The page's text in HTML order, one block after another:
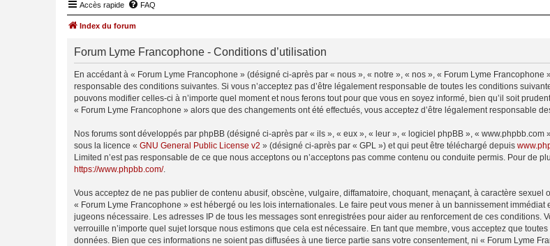
Accès rapide FAQ
Index du forum
Forum Lyme Francophone - Conditions d’utilisation
En accédant à « Forum Lyme Francophone » (désigné ci-après par « nous », « notre », « nos », « Forum Lyme
responsable des conditions suivantes. Si vous n’acceptez pas d’être légalement responsable de toutes les conditions
pouvons modifier celles-ci à n’importe quel moment et nous ferons tout pour que vous en soyez informé, bien qu’il soit
« Forum Lyme Francophone » alors que des changements ont été effectués, vous acceptez d’être légalement responsable
Nos forums sont développés par phpBB (désigné ci-après par « ils », « eux », « leur », « logiciel phpBB », «
sous la licence « GNU General Public License v2 » (désigné ci-après par « GPL ») et qui peut être téléchargé depuis
Limited n’est pas responsable de ce que nous acceptons ou n’acceptons pas comme contenu ou conduite permis. Pour de
https://www.phpbb.com/.
Vous acceptez de ne pas publier de contenu abusif, obscène, vulgaire, diffamatoire, choquant, menaçant, à caractère
« Forum Lyme Francophone » est hébergé ou les lois internationales. Le faire peut vous mener à un bannissement
jugeons nécessaire. Les adresses IP de tous les messages sont enregistrées pour aider au renforcement de ces conditions.
verrouille n’importe quel sujet lorsque nous estimons que cela est nécessaire. En tant que membre, vous acceptez que
données. Bien que ces informations ne soient pas diffusées à une tierce partie sans votre consentement, ni « Forum Lyme